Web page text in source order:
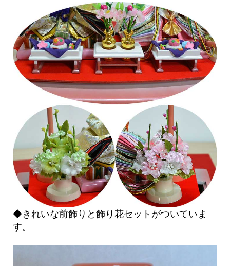
◆きれいな前飾りと飾り花セットがついていま
す。